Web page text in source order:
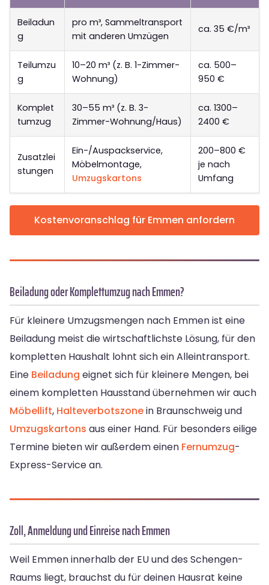
Beiladun
g
pro m³, Sammeltransport
mit anderen Umzügen
ca. 35 €/m³
Teilumzu
g
10–20 m³ (z. B. 1-Zimmer-
Wohnung)
ca. 500–
950 €
Komplet
tumzug
30–55 m³ (z. B. 3-
Zimmer-Wohnung/Haus)
ca. 1300–
2400 €
Zusatzlei
stungen
Ein-/Auspackservice,
Möbelmontage,
Umzugskartons
200–800 €
je nach
Umfang
Kostenvoranschlag für Emmen anfordern
Beiladung oder Komplettumzug nach Emmen?
Für kleinere Umzugsmengen nach Emmen ist eine
Beiladung meist die wirtschaftlichste Lösung, für den
kompletten Haushalt lohnt sich ein Alleintransport.
Eine Beiladung eignet sich für kleinere Mengen, bei
einem kompletten Hausstand übernehmen wir auch
Möbellift, Halteverbotszonein Braunschweig und
Umzugskartons aus einer Hand. Für besonders eilige
Termine bieten wir außerdem einen Fernumzug-
Express-Service an.
Zoll, Anmeldung und Einreise nach Emmen
Weil Emmen innerhalb der EU und des Schengen-
Raums liegt, brauchst du für deinen Hausrat keine